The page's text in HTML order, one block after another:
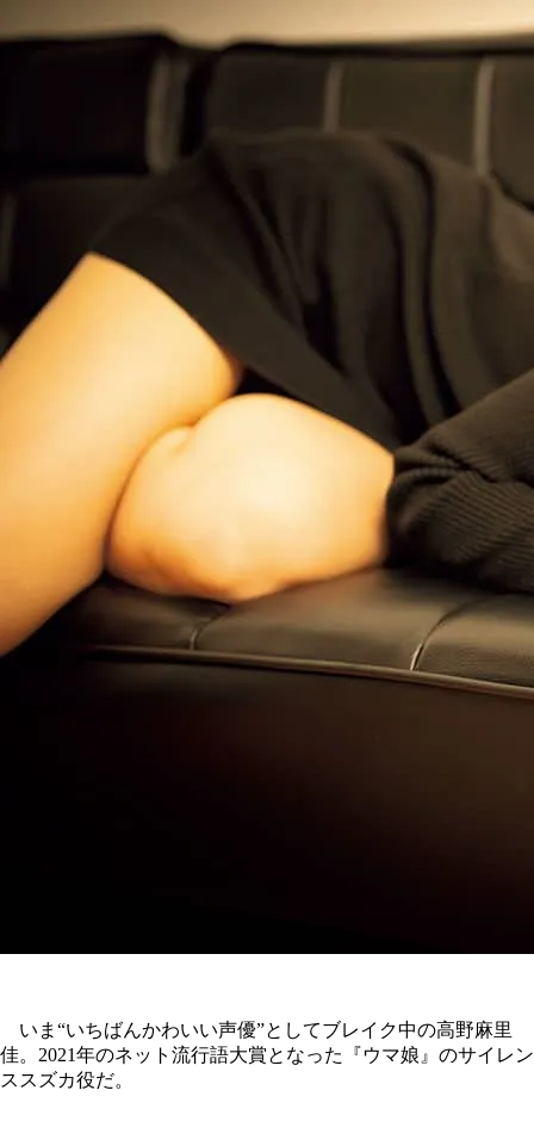
いま“いちばんかわいい声優”としてブレイク中の高野麻里
佳。2021年のネット流行語大賞となった『ウマ娘』のサイレン
ススズカ役だ。